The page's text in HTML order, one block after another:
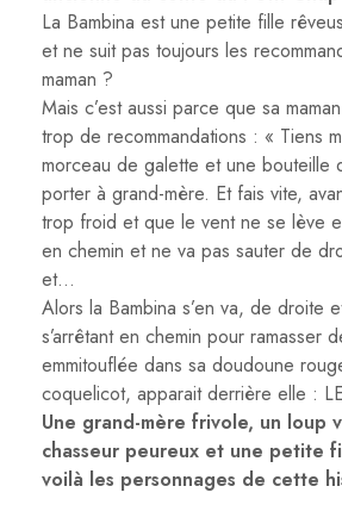
La Bambina est une petite fille
et ne suit pas toujours les
maman ?
Mais c’est aussi parce que sa
trop de recommandations : « Tiens
morceau de galette et une bouteille
porter à grand-mère. Et fais vite,
trop froid et que le vent ne se lève
en chemin et ne va pas sauter de
et…
Alors la Bambina s’en va, de droite
s’arrêtant en chemin pour ramasser
emmitouflée dans sa doudoune
coquelicot, apparait derrière elle :
Une grand-mère frivole, un loup
chasseur peureux et une petite
voilà les personnages de cette